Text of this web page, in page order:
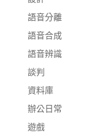
語音分離
語音合成
語音辨識
談判
資料庫
辦公日常
遊戲